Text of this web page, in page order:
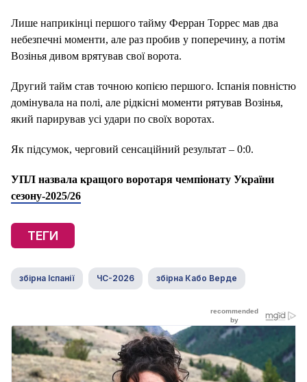
Лише наприкінці першого тайму Ферран Торрес мав два
небезпечні моменти, але раз пробив у поперечину, а потім
Возінья дивом врятував свої ворота.
Другий тайм став точною копією першого. Іспанія повністю
домінувала на полі, але рідкісні моменти рятував Возінья,
який парирував усі удари по своїх воротах.
Як підсумок, черговий сенсаційний результат – 0:0.
УПЛ назвала кращого воротаря чемпіонату України
сезону-2025/26
ТЕГИ
збірна Іспанії ЧС-2026 збірна Кабо Верде